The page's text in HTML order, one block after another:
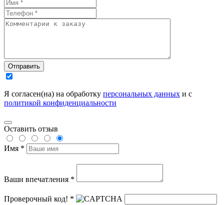
Отправить
Я согласен(на) на обработку персональных данных и с
политикой конфиденциальности
Оставить отзыв
Имя *
Ваши впечатления *
Проверочный код! *